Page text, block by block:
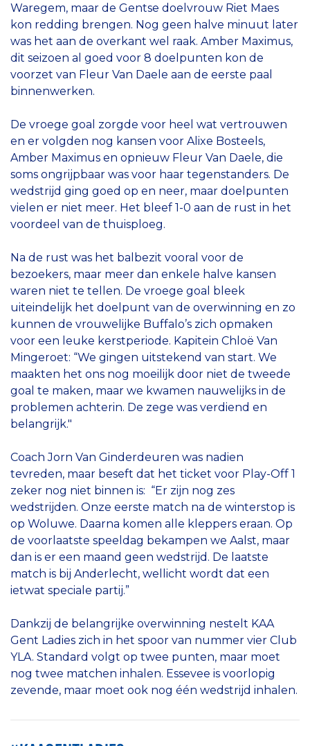
Waregem, maar de Gentse doelvrouw Riet Maes
kon redding brengen. Nog geen halve minuut later
was het aan de overkant wel raak. Amber Maximus,
dit seizoen al goed voor 8 doelpunten kon de
voorzet van Fleur Van Daele aan de eerste paal
binnenwerken.
De vroege goal zorgde voor heel wat vertrouwen
en er volgden nog kansen voor Alixe Bosteels,
Amber Maximus en opnieuw Fleur Van Daele, die
soms ongrijpbaar was voor haar tegenstanders. De
wedstrijd ging goed op en neer, maar doelpunten
vielen er niet meer. Het bleef 1-0 aan de rust in het
voordeel van de thuisploeg.
Na de rust was het balbezit vooral voor de
bezoekers, maar meer dan enkele halve kansen
waren niet te tellen. De vroege goal bleek
uiteindelijk het doelpunt van de overwinning en zo
kunnen de vrouwelijke Buffalo’s zich opmaken
voor een leuke kerstperiode. Kapitein Chloë Van
Mingeroet: “We gingen uitstekend van start. We
maakten het ons nog moeilijk door niet de tweede
goal te maken, maar we kwamen nauwelijks in de
problemen achterin. De zege was verdiend en
belangrijk."
Coach Jorn Van Ginderdeuren was nadien
tevreden, maar beseft dat het ticket voor Play-Off 1
zeker nog niet binnen is: “Er zijn nog zes
wedstrijden. Onze eerste match na de winterstop is
op Woluwe. Daarna komen alle kleppers eraan. Op
de voorlaatste speeldag bekampen we Aalst, maar
dan is er een maand geen wedstrijd. De laatste
match is bij Anderlecht, wellicht wordt dat een
ietwat speciale partij.”
Dankzij de belangrijke overwinning nestelt KAA
Gent Ladies zich in het spoor van nummer vier Club
YLA. Standard volgt op twee punten, maar moet
nog twee matchen inhalen. Essevee is voorlopig
zevende, maar moet ook nog één wedstrijd inhalen.